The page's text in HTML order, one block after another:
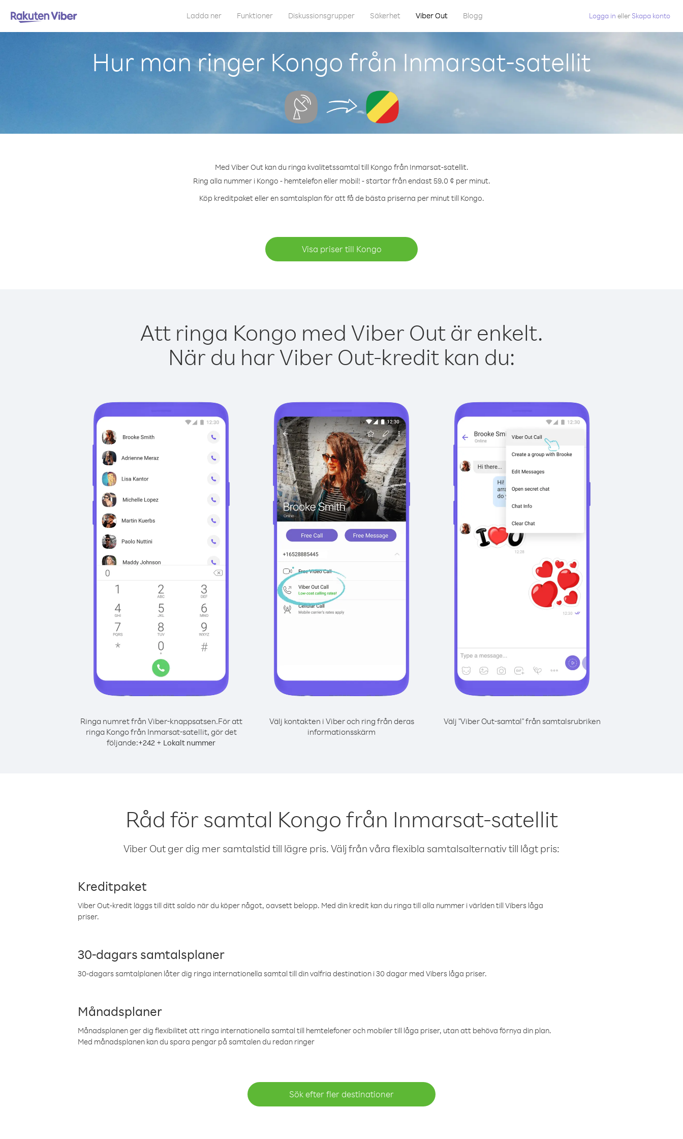
Ladda ner Funktioner Diskussionsgrupper Säkerhet Viber Out Blogg Logga in eller Skapa konto
Hur man ringer Kongo från Inmarsat-satellit
Med Viber Out kan du ringa kvalitetssamtal till Kongo från Inmarsat-satellit.
Ring alla nummer i Kongo - hemtelefon eller mobil! - startar från endast 59.0 ¢ per minut.
Köp kreditpaket eller en samtalsplan för att få de bästa priserna per minut till Kongo.
Visa priser till Kongo
Att ringa Kongo med Viber Out är enkelt.
När du har Viber Out-kredit kan du:
Ringa numret från Viber-knappsatsen.För att
ringa Kongo från Inmarsat-satellit, gör det
följande:+242 + Lokalt nummer
Välj kontakten i Viber och ring från deras
informationsskärm
Välj "Viber Out-samtal" från samtalsrubriken
Råd för samtal Kongo från Inmarsat-satellit
Viber Out ger dig mer samtalstid till lägre pris. Välj från våra flexibla samtalsalternativ till lågt pris:
Kreditpaket
Viber Out-kredit läggs till ditt saldo när du köper något, oavsett belopp. Med din kredit kan du ringa till alla nummer i världen till Vibers låga
priser.
30-dagars samtalsplaner
30-dagars samtalplanen låter dig ringa internationella samtal till din valfria destination i 30 dagar med Vibers låga priser.
Månadsplaner
Månadsplanen ger dig flexibilitet att ringa internationella samtal till hemtelefoner och mobiler till låga priser, utan att behöva förnya din plan.
Med månadsplanen kan du spara pengar på samtalen du redan ringer
Sök efter fler destinationer